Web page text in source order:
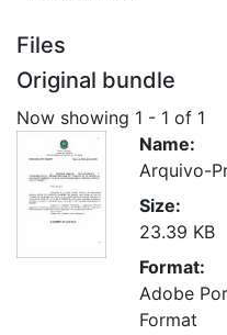
Files
Original bundle
Now showing 1 - 1 of 1
Name:
Arquivo-
Size:
23.39 KB
Format:
Adobe
Format